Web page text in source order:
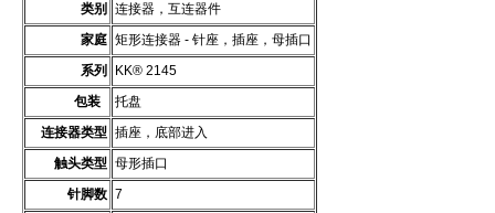
类别
连接器，互连器件
家庭 矩形连接器 - 针座，插座，母插口
系列
KK® 2145
包装
托盘
连接器类型 插座，底部进入
触头类型 母形插口
针脚数 7